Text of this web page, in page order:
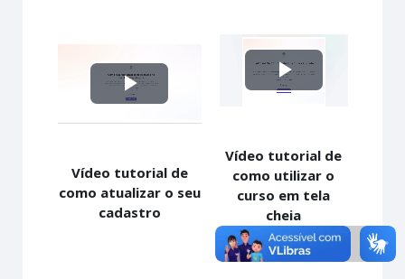
Tocar
Vídeo tutorial de
como atualizar o seu
cadastro
Tocar
Vídeo tutorial de
como utilizar o
curso em tela
cheia